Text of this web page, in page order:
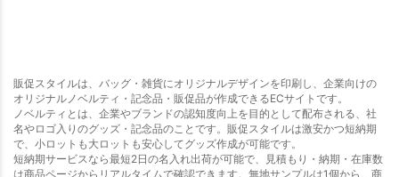
販促スタイルは、バッグ・雑貨にオリジナルデザインを印刷し、企業向けの
オリジナルノベルティ・記念品・販促品が作成できるECサイトです。
ノベルティとは、企業やブランドの認知度向上を目的として配布される、社
名やロゴ入りのグッズ・記念品のことです。販促スタイルは激安かつ短納期
で、小ロットも大ロットも安心してグッズ作成が可能です。
短納期サービスなら最短2日の名入れ出荷が可能で、見積もり・納期・在庫数
は商品ページからリアルタイムで確認できます。無地サンプルは1個から、商